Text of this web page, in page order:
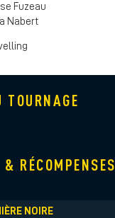
Fuzeau
Nabert
TOURNAGE
& RÉCOMPENSES
NOIRE